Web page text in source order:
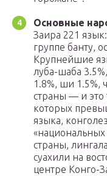
Основные
Заира 221
группе банту,
Крупнейшие
луба-шаба
1.8%, ши 1.5%,
страны — и это
которых
языка,
страны,
суахили на
центре Конго-